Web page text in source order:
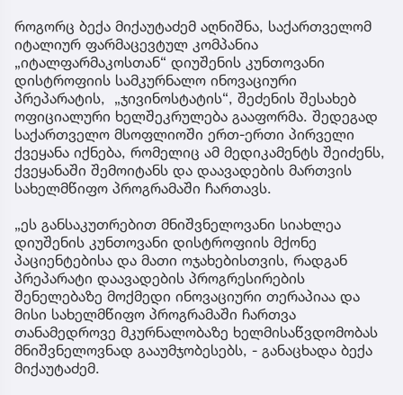
როგორც ბექა მიქაუტაძემ აღნიშნა, საქართველომ
იტალიურ ფარმაცევტულ კომპანია
„იტალფარმაკოსთან“ დიუშენის კუნთოვანი
დისტროფიის სამკურნალო ინოვაციური
პრეპარატის, „ჯივინოსტატის“, შეძენის შესახებ
ოფიციალური ხელშეკრულება გააფორმა. შედეგად
საქართველო მსოფლიოში ერთ-ერთი პირველი
ქვეყანა იქნება, რომელიც ამ მედიკამენტს შეიძენს,
ქვეყანაში შემოიტანს და დაავადების მართვის
სახელმწიფო პროგრამაში ჩართავს.
„ეს განსაკუთრებით მნიშვნელოვანი სიახლეა
დიუშენის კუნთოვანი დისტროფიის მქონე
პაციენტებისა და მათი ოჯახებისთვის, რადგან
პრეპარატი დაავადების პროგრესირების
შენელებაზე მოქმედი ინოვაციური თერაპიაა და
მისი სახელმწიფო პროგრამაში ჩართვა
თანამედროვე მკურნალობაზე ხელმისაწვდომობას
მნიშვნელოვნად გააუმჯობესებს, - განაცხადა ბექა
მიქაუტაძემ.